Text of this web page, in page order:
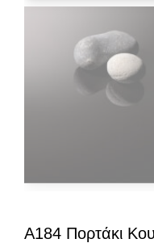
A184 Πορτάκι